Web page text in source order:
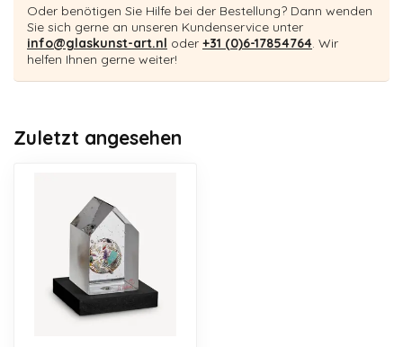
Oder benötigen Sie Hilfe bei der Bestellung? Dann wenden
Sie sich gerne an unseren Kundenservice unter
info@glaskunst-art.nl oder +31 (0)6-17854764. Wir
helfen Ihnen gerne weiter!
Zuletzt angesehen